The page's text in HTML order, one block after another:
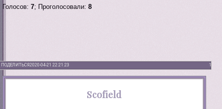
Голосов: 7; Проголосовали: 8
ПОДЕЛИТЬСЯ 1
2020-04-21 22:21:23
Scofield